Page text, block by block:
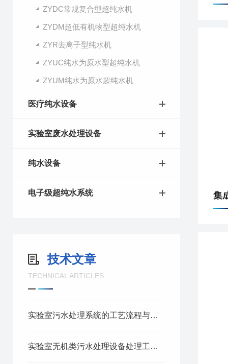
ZYDC常规复合型超纯水机
ZYDM超低有机物型超纯水机
ZYR去离子型纯水机
ZYUC纯水为原水型超纯水机
ZYUM纯水为原水超纯水机
医疗纯水设备
实验室废水处理设备
纯水设备
电子级超纯水系统
技术文章
TECHNICAL ARTICLES
实验室污水处理系统的工艺流程与优势解析
实验室无机类污水处理设备处理工艺与净化性能
集